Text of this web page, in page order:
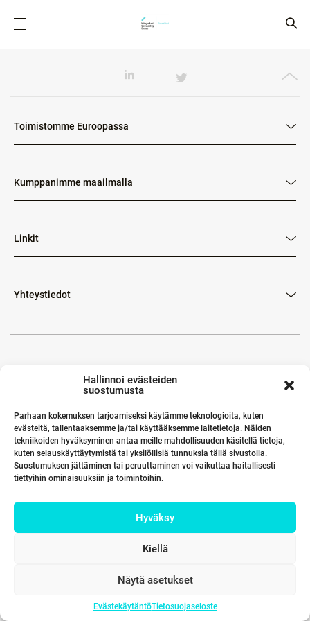
Hallinnoi evästeiden
suostumusta
Parhaan kokemuksen tarjoamiseksi käytämme teknologioita, kuten
evästeitä, tallentaaksemme ja/tai käyttääksemme laitetietoja. Näiden
tekniikoiden hyväksyminen antaa meille mahdollisuuden käsitellä tietoja,
kuten selauskäyttäytymistä tai yksilöllisiä tunnuksia tällä sivustolla.
Suostumuksen jättäminen tai peruuttaminen voi vaikuttaa haitallisesti
tiettyihin ominaisuuksiin ja toimintoihin.
Hyväksy
Kiellä
Näytä asetukset
EvästekäytäntöTietosuojaseloste
Toimistomme Euroopassa
Kumppanimme maailmalla
Linkit
Yhteystiedot